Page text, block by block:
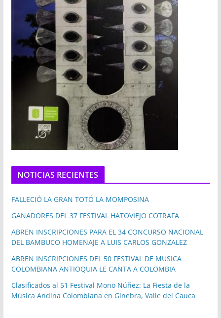
NOTICIAS RECIENTES
FALLECIÓ LA GRAN TOTÓ LA MOMPOSINA
GANADORES DEL 37 FESTIVAL HATOVIEJO COTRAFA
ABREN INSCRIPCIONES PARA EL 34 CONCURSO NACIONAL
DEL BAMBUCO HOMENAJE A LUIS CARLOS GONZALEZ
ABREN INSCRIPCIONES DEL 50 FESTIVAL DE MUSICA
COLOMBIANA ANTIOQUIA LE CANTA A COLOMBIA
Clasificados al 51 Festival Mono Núñez: La Fiesta de la
Música Andina Colombiana en Ginebra, Valle del Cauca